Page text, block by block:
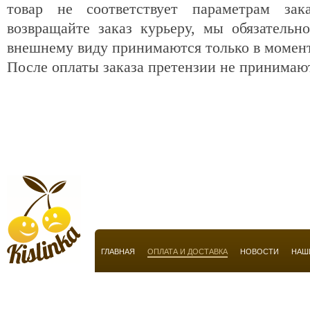
товар не соответствует параметрам
возвращайте заказ курьеру, мы
внешнему виду принимаются только в
После оплаты заказа претензии не
ГЛАВНАЯ ОПЛАТА И ДОСТАВКА НОВОСТИ